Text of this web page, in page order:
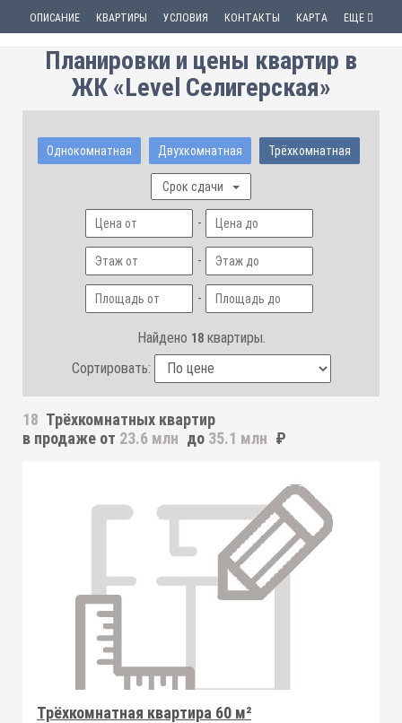
ОПИСАНИЕ КВАРТИРЫ УСЛОВИЯ КОНТАКТЫ КАРТА ЕЩЕ
Планировки и цены квартир в
ЖК «Level Селигерская»
Однокомнатная Двухкомнатная Трёхкомнатная
Срок сдачи
-
-
-
Найдено 18квартиры.
Сортировать:
18 Трёхкомнатных квартир
в продаже от 23.6 млн до 35.1 млн ₽
Трёхкомнатная квартира 60 м²